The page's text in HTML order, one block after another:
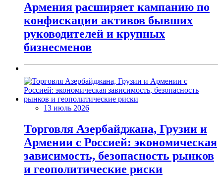
Армения расширяет кампанию по
конфискации активов бывших
руководителей и крупных
бизнесменов
13 июль 2026
Торговля Азербайджана, Грузии и
Армении с Россией: экономическая
зависимость, безопасность рынков
и геополитические риски